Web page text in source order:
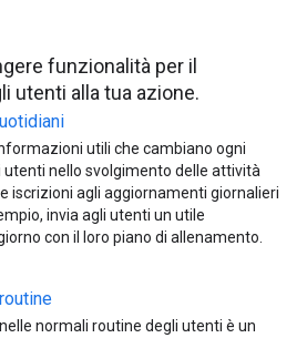
funzionalità per il
utenti alla tua azione.
utili che cambiano ogni
utenti nello svolgimento delle attività
iscrizioni agli aggiornamenti giornalieri
invia agli utenti un utile
con il loro piano di allenamento.
normali routine degli utenti è un